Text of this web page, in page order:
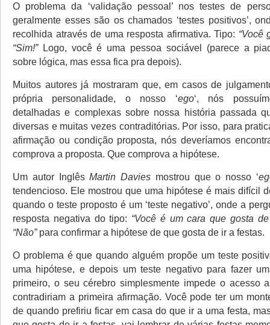
O problema da ‘validação pessoal’ nos testes de
geralmente esses são os chamados ‘testes positivos’,
recolhida através de uma resposta afirmativa. Tipo: “Você
“Sim!” Logo, você é uma pessoa sociável (parece a
sobre lógica, mas essa fica pra depois).
Muitos autores já mostraram que, em casos de
própria personalidade, o nosso ‘ego‘, nós
detalhadas e complexas sobre nossa história passada
diversas e muitas vezes contraditórias. Por isso, para
afirmação ou condição proposta, nós deveríamos
comprova a proposta. Que comprova a hipótese.
Um autor InglêsMartin Davies mostrou que o nosso ‘
tendencioso. Ele mostrou que uma hipótese é mais difícil
quando o teste proposto é um ‘teste negativo’, onde a
resposta negativa do tipo: “Você é um cara que gosta
“Não”para confirmar a hipótese de que gosta de ir a festas.
O problema é que quando alguém propõe um teste
uma hipótese, e depois um teste negativo para fazer
primeiro, o seu cérebro simplesmente impede o acesso
contradiriam a primeira afirmação. Você pode ter um
de quando prefiriu ficar em casa do que ir a uma festa,